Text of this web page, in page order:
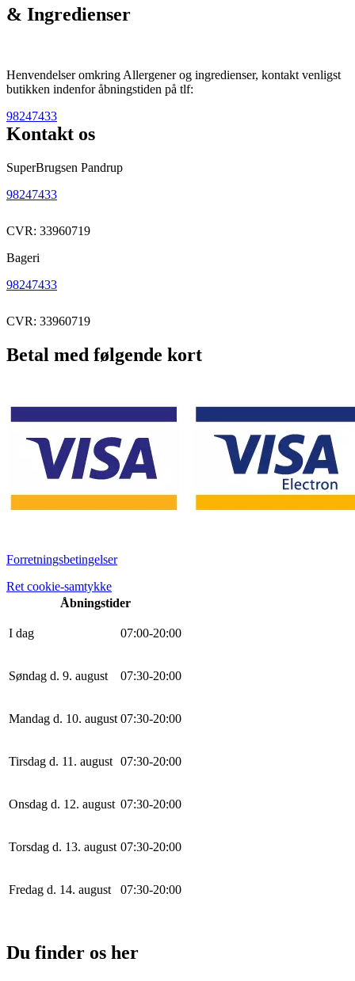
& Ingredienser
Henvendelser omkring Allergener og ingredienser, kontakt venligst
butikken indenfor åbningstiden på tlf:
98247433
Kontakt os
SuperBrugsen Pandrup
98247433
CVR: 33960719
Bageri
98247433
CVR: 33960719
Betal med følgende kort
Forretningsbetingelser
Ret cookie-samtykke
Åbningstider
I dag 07:00-20:00
Søndag d. 9. august 07:30-20:00
Mandag d. 10. august 07:30-20:00
Tirsdag d. 11. august 07:30-20:00
Onsdag d. 12. august 07:30-20:00
Torsdag d. 13. august 07:30-20:00
Fredag d. 14. august 07:30-20:00
Du finder os her